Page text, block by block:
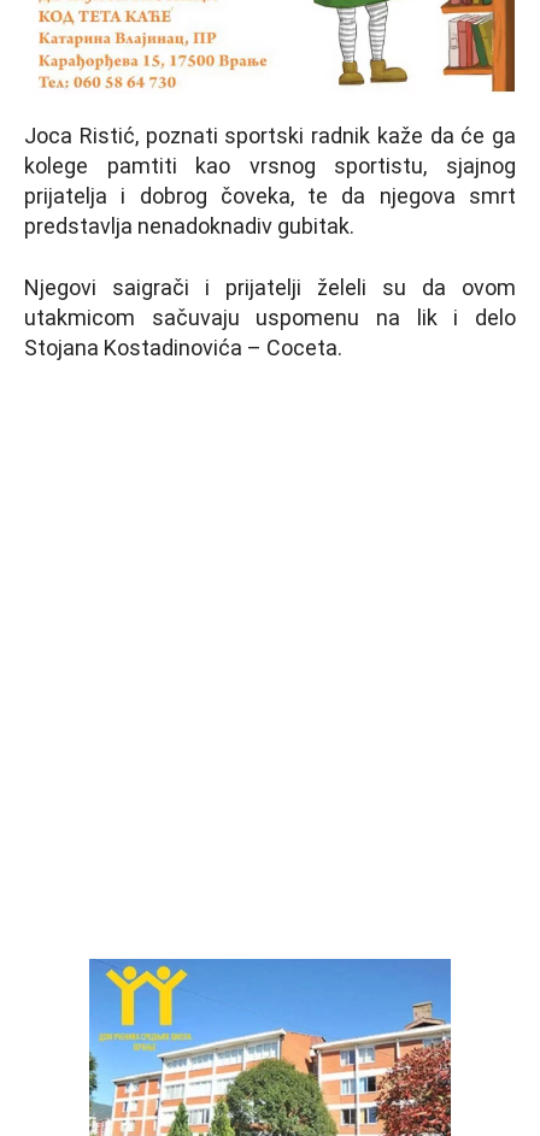
Joca Ristić, poznati sportski radnik kaže da će ga
kolege pamtiti kao vrsnog sportistu, sjajnog
prijatelja i dobrog čoveka, te da njegova smrt
predstavlja nenadoknadiv gubitak.
Njegovi saigrači i prijatelji želeli su da ovom
utakmicom sačuvaju uspomenu na lik i delo
Stojana Kostadinovića – Coceta.